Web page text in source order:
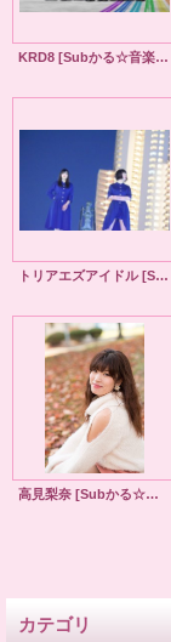
KRD8 [Subかる☆音楽祭]
トリアエズアイドル [Subかる☆音楽祭]
高見梨奈 [Subかる☆音楽祭]
カテゴリ